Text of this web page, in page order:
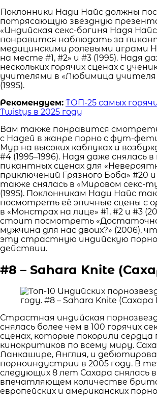
Поклонники Нади Найс должны
потрясающую звёздную
«Индийская секс-богиня Надя
понравится наблюдать за
медицинскими ролевыми играми
на месте #1, #2» и #3 (1995). Надя
нескольких горячих сценах с
учителями в «Любимица учителя
(1995).
Рекомендуем: ТОП-25 самых
Twistys в 2025 году
Вам также понравится смотреть
с Надей в жанре порно с фут-
Мур на высоких каблуках и
#4 (1995–1996). Надя даже снялась в
пикантных сценах для
приключений Грязного Боба» #20 и
также снялась в «Мировом секс-
(1995). Поклонникам Нади Найс
посмотреть её эпичные сцены с
в «Монстрах на лице» #1, #2 и #3
стоит посмотреть
мужчина для нас двоих?» (2006),
эту страстную индийскую
действии.
#8 – Sahara Knite
Страстная индийская
снялась более чем в 100 горячих
сценах, которые покорили сердца
кинокритиков по всему миру.
Ланкашире, Англия, и
порноиндустрии в 2005 году. В
следующих 8 лет Сахара снялась
впечатляющем количестве
европейских и американских